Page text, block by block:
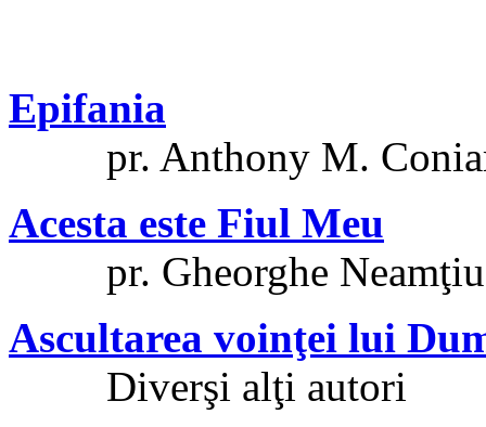
Epifania
pr. Anthony M.
Acesta este Fiul Meu
pr. Gheorghe Neamţiu
Ascultarea voinţei lui
Diverşi alţi autori